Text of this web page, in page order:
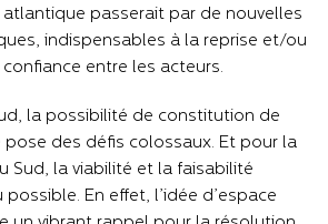
atlantique passerait par de nouvelles
indispensables à la reprise et/ou
entre les acteurs.
la possibilité de constitution de
pose des défis colossaux. Et pour la
Sud, la viabilité et la faisabilité
En effet, l’idée d’espace